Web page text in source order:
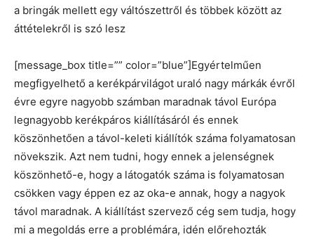
a bringák mellett egy váltószettről és többek között az
áttételekről is szó lesz
[message_box title=”” color=”blue”]Egyértelműen
megfigyelhető a kerékpárvilágot uraló nagy márkák évről
évre egyre nagyobb számban maradnak távol Európa
legnagyobb kerékpáros kiállításáról és ennek
köszönhetően a távol-keleti kiállítók száma folyamatosan
növekszik. Azt nem tudni, hogy ennek a jelenségnek
köszönhető-e, hogy a látogatók száma is folyamatosan
csökken vagy éppen ez az oka-e annak, hogy a nagyok
távol maradnak. A kiállítást szervező cég sem tudja, hogy
mi a megoldás erre a problémára, idén előrehozták